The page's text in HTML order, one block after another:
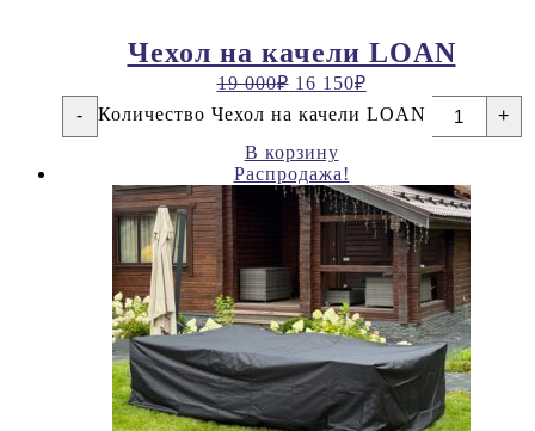
Чехол на качели LOAN
19 000₽ 16 150₽
-
Количество Чехол на качели LOAN
+
В корзину
Распродажа!